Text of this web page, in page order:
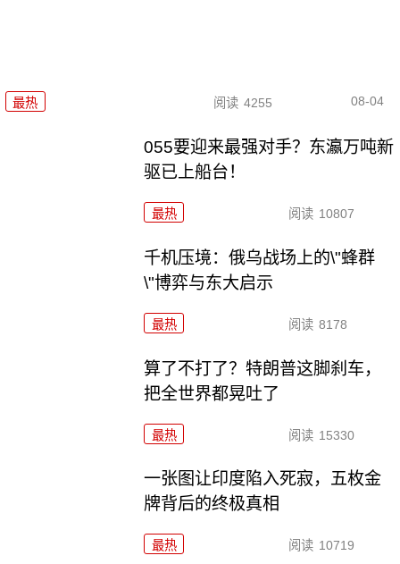
最热 阅读 4255 08-04
055要迎来最强对手？东瀛万吨新
驱已上船台！
最热 阅读 10807
千机压境：俄乌战场上的\"蜂群
\"博弈与东大启示
最热 阅读 8178
算了不打了？特朗普这脚刹车，
把全世界都晃吐了
最热 阅读 15330
一张图让印度陷入死寂，五枚金
牌背后的终极真相
最热 阅读 10719